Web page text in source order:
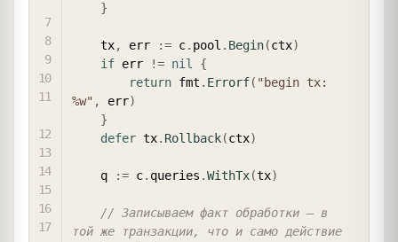
}
    tx
, err := c. pool . Begin(ctx)
if err != nil
{
return fmt . Errorf( "begin tx:
%w" , err)
}
defer tx. Rollback(ctx)
    q
:= c. queries .WithTx(tx)
// Записываем факт обработки — в
той же транзакции, что и само действие